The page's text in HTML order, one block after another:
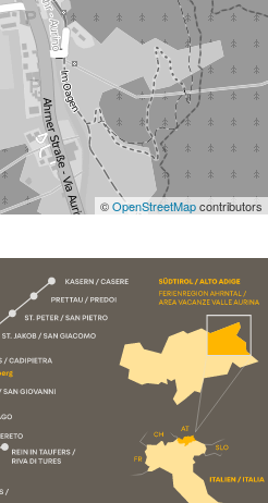
©OpenStreetMapcontributors